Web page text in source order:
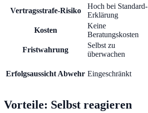
Vertragsstrafe-Risiko
Hoch bei Standard-
Erklärung
Kosten
Keine
Beratungskosten
Fristwahrung
Selbst zu
überwachen
Erfolgsaussicht Abwehr Eingeschränkt
Vorteile: Selbst reagieren